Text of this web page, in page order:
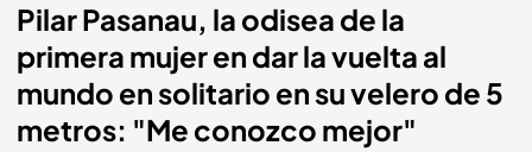
Pilar Pasanau, la odisea de la
primera mujer en dar la vuelta al
mundo en solitario en su velero de 5
metros: "Me conozco mejor"